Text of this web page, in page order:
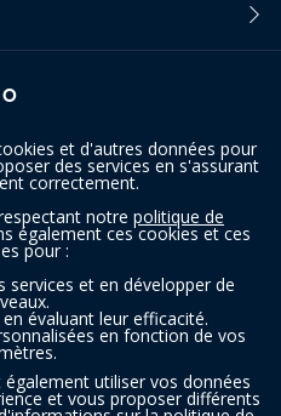
et d'autres données pour
des services en s'assurant
correctement.
notre politique de
également ces cookies et ces
pour :
services et en développer de
évaluant leur efficacité.
en fonction de vos
utiliser vos données
et vous proposer différents